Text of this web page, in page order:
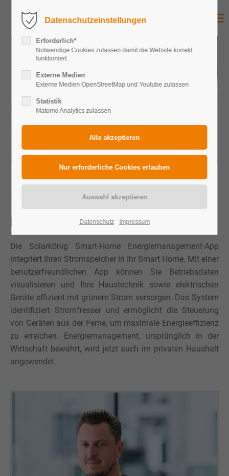
SMART, KOSTENEFFIZIENT & NACHHALTIG
ENERGIEMANAGEMENT
Die Solarkönig Smart-Home Energiemanagement-App
integriert Ihren Stromspeicher in Ihr Smart Home. Mit einer
benutzerfreundlichen App können Sie Betriebsdaten
visualisieren und Ihre Haustechnik sowie elektrischen
Geräte effizient mit grünem Strom versorgen. Das System
identifiziert Stromfresser und ermöglicht die Steuerung
von Geräten aus der Ferne, um maximale Energieeffizienz
zu erreichen. Energiemanagement, ursprünglich in der
Wirtschaft bewährt, wird jetzt auch im privaten Haushalt
angewendet.
Datenschutzeinstellungen
Erforderlich*
Notwendige Cookies zulassen damit die Website korrekt
funktioniert
Externe Medien
Externe Medien OpenStreetMap und Youtube zulassen
Statistik
Matomo Analytics zulassen
Datenschutz Impressum